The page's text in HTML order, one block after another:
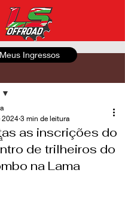
Meus Ingressos
as inscrições do
de trilheiros do
na Lama
2024 3 min de leitura